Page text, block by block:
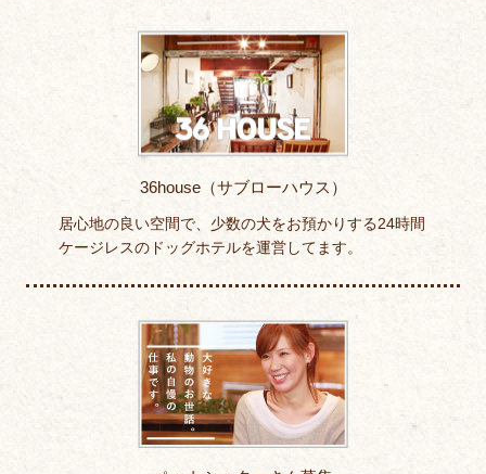
36house（サブローハウス）
居心地の良い空間で、少数の犬をお預かりする24時間
ケージレスのドッグホテルを運営してます。